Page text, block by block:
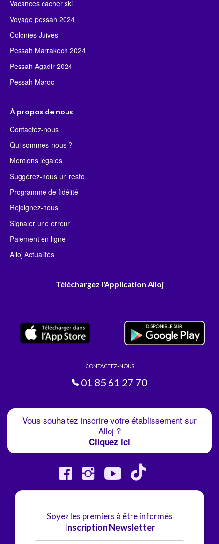
Vacances cacher ski
Voyage pessah 2024
Colonies Juives
Pessah Marrakech 2024
Pessah Agadir 2024
Pessah Maroc
À propos de nous
Contactez-nous
Qui sommes-nous ?
Mentions légales
Suggérez-nous un resto
Programme de fidélité
Rejoignez-nous
Signaler une erreur
Paiement en ligne
Alloj Actualités
Téléchargez l'Application Alloj
CONTACTEZ-NOUS
01 85 61 27 70
Vous souhaitez inscrire votre établissement sur
Alloj ?
Cliquez ici
Soyez les premiers à être informés
Inscription Newsletter